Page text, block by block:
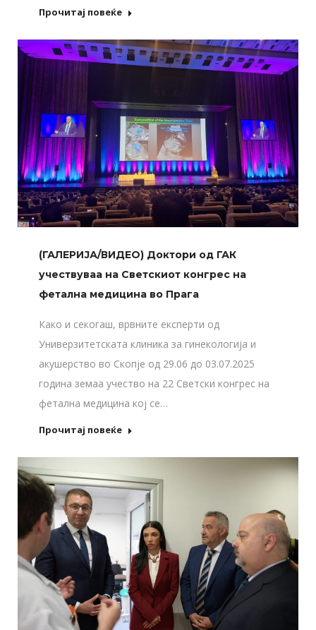
Прочитај повеќе
(ГАЛЕРИЈА/ВИДЕО) Доктори од ГАК
учествуваа на Светскиот конгрес на
фетална медицина во Прага
Како и секогаш, врвните експерти од
Универзитетската клиника за гинекологија и
акушерство во Скопје од 29.06 до 03.07.2025
година земаа учество на 22 Светски конгрес на
фетална медицина кој се…
Прочитај повеќе